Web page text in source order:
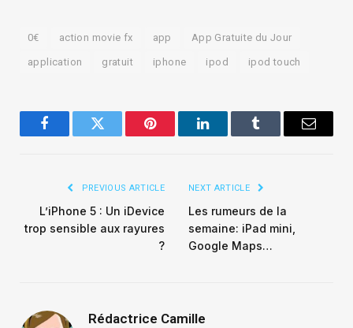
0€ action movie fx app App Gratuite du Jour
application gratuit iphone ipod ipod touch
FacebookTwitter Pinterest LinkedInTumblr Email
PREVIOUS ARTICLE
L’iPhone 5 : Un iDevice
trop sensible aux rayures
?
NEXT ARTICLE
Les rumeurs de la
semaine: iPad mini,
Google Maps…
Rédactrice Camille